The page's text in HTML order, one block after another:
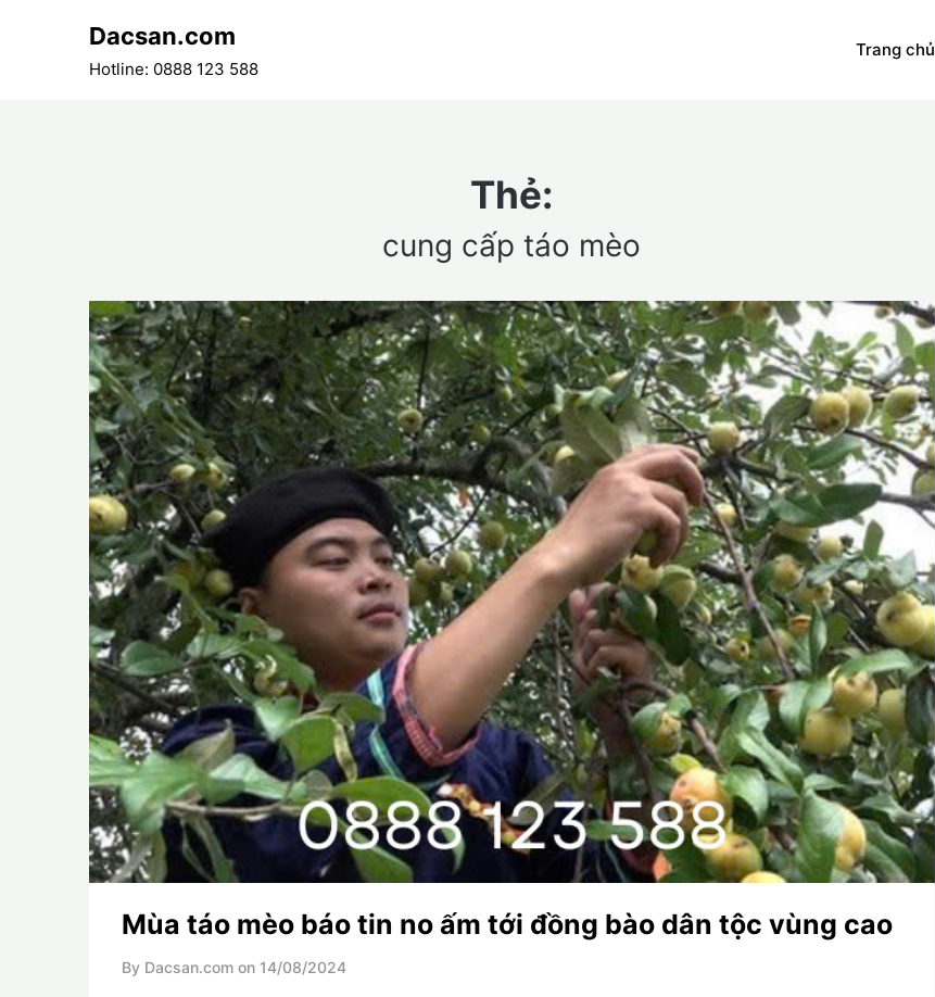
Dacsan.com
Hotline: 0888 123 588
Trang chủ
Thẻ:
cung cấp táo mèo
Mùa táo mèo báo tin no ấm tới đồng bào dân tộc vùng cao
By Dacsan.com on 14/08/2024